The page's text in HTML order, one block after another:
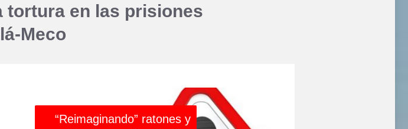
tortura en las prisiones
Meco
“Reimaginando” ratones y